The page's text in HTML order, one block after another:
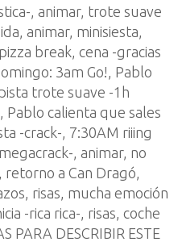
, animar, trote suave
animar, minisiesta,
break, cena -gracias
3am Go!, Pablo
trote suave -1h
Pablo calienta que sales
-crack-, 7:30AM riiing
, animar, no
a Can Dragó,
risas, mucha emoción
-rica rica-, risas, coche
PARA DESCRIBIR ESTE